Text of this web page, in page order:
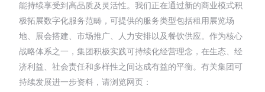
能持续享受到高品质及灵活性。我们正在通过新的商业模式积
极拓展数字化服务范畴，可提供的服务类型包括租用展览场
地、展会搭建、市场推广、人力安排以及餐饮供应。作为核心
战略体系之一，集团积极实践可持续化经营理念，在生态、经
济利益、社会责任和多样性之间达成有益的平衡。有关集团可
持续发展进一步资料，请浏览网页：